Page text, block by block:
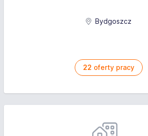
Bydgoszcz
22 oferty pracy